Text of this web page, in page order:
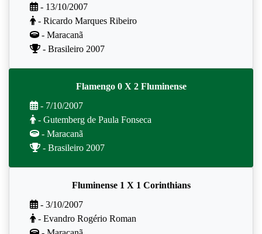
- 13/10/2007
- Ricardo Marques Ribeiro
- Maracanã
- Brasileiro 2007
Flamengo 0 X 2 Fluminense
- 7/10/2007
- Gutemberg de Paula Fonseca
- Maracanã
- Brasileiro 2007
Fluminense 1 X 1 Corinthians
- 3/10/2007
- Evandro Rogério Roman